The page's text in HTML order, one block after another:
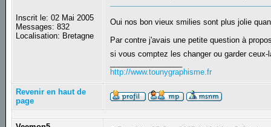
Inscrit le: 02 Mai 2005
Messages: 832
Localisation: Bretagne
Oui nos bon vieux smilies sont plus jolie
Par contre j'avais une petite question à
si vous comptez les changer ou garder
http://www.tounygraphisme.fr
Revenir en haut de
page